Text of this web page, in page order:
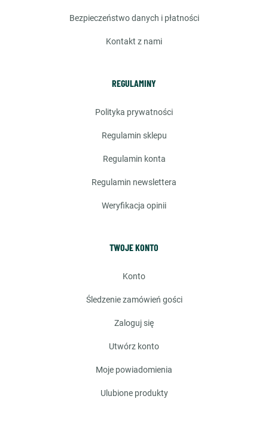
bezpieczeństwo danych i płatności
kontakt z nami
REGULAMINY
polityka prywatności
regulamin sklepu
regulamin konta
regulamin newslettera
weryfikacja opinii
TWOJE KONTO
konto
śledzenie zamówień gości
zaloguj się
utwórz konto
moje powiadomienia
ulubione produkty